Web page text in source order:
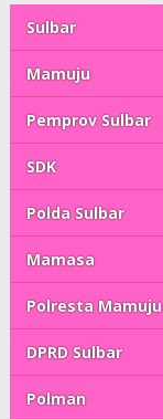
Sulbar
Mamuju
Pemprov Sulbar
SDK
Polda Sulbar
Mamasa
Polresta Mamuju
DPRD Sulbar
Polman